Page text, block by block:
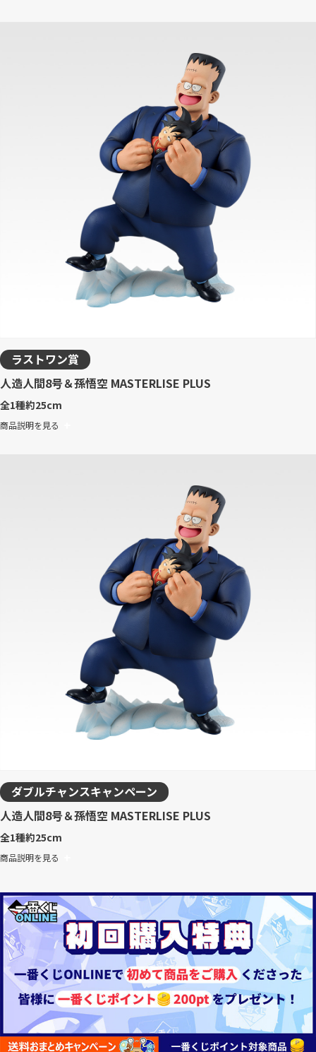
ラストワン賞
人造人間8号＆孫悟空 MASTERLISE PLUS
全1種約25cm
商品説明を見る
ダブルチャンスキャンペーン
人造人間8号＆孫悟空 MASTERLISE PLUS
全1種約25cm
商品説明を見る